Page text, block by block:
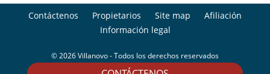
Contáctenos Propietarios Site map
Afiliación
Información legal
© 2026 Villanovo - Todos los derechos reservados